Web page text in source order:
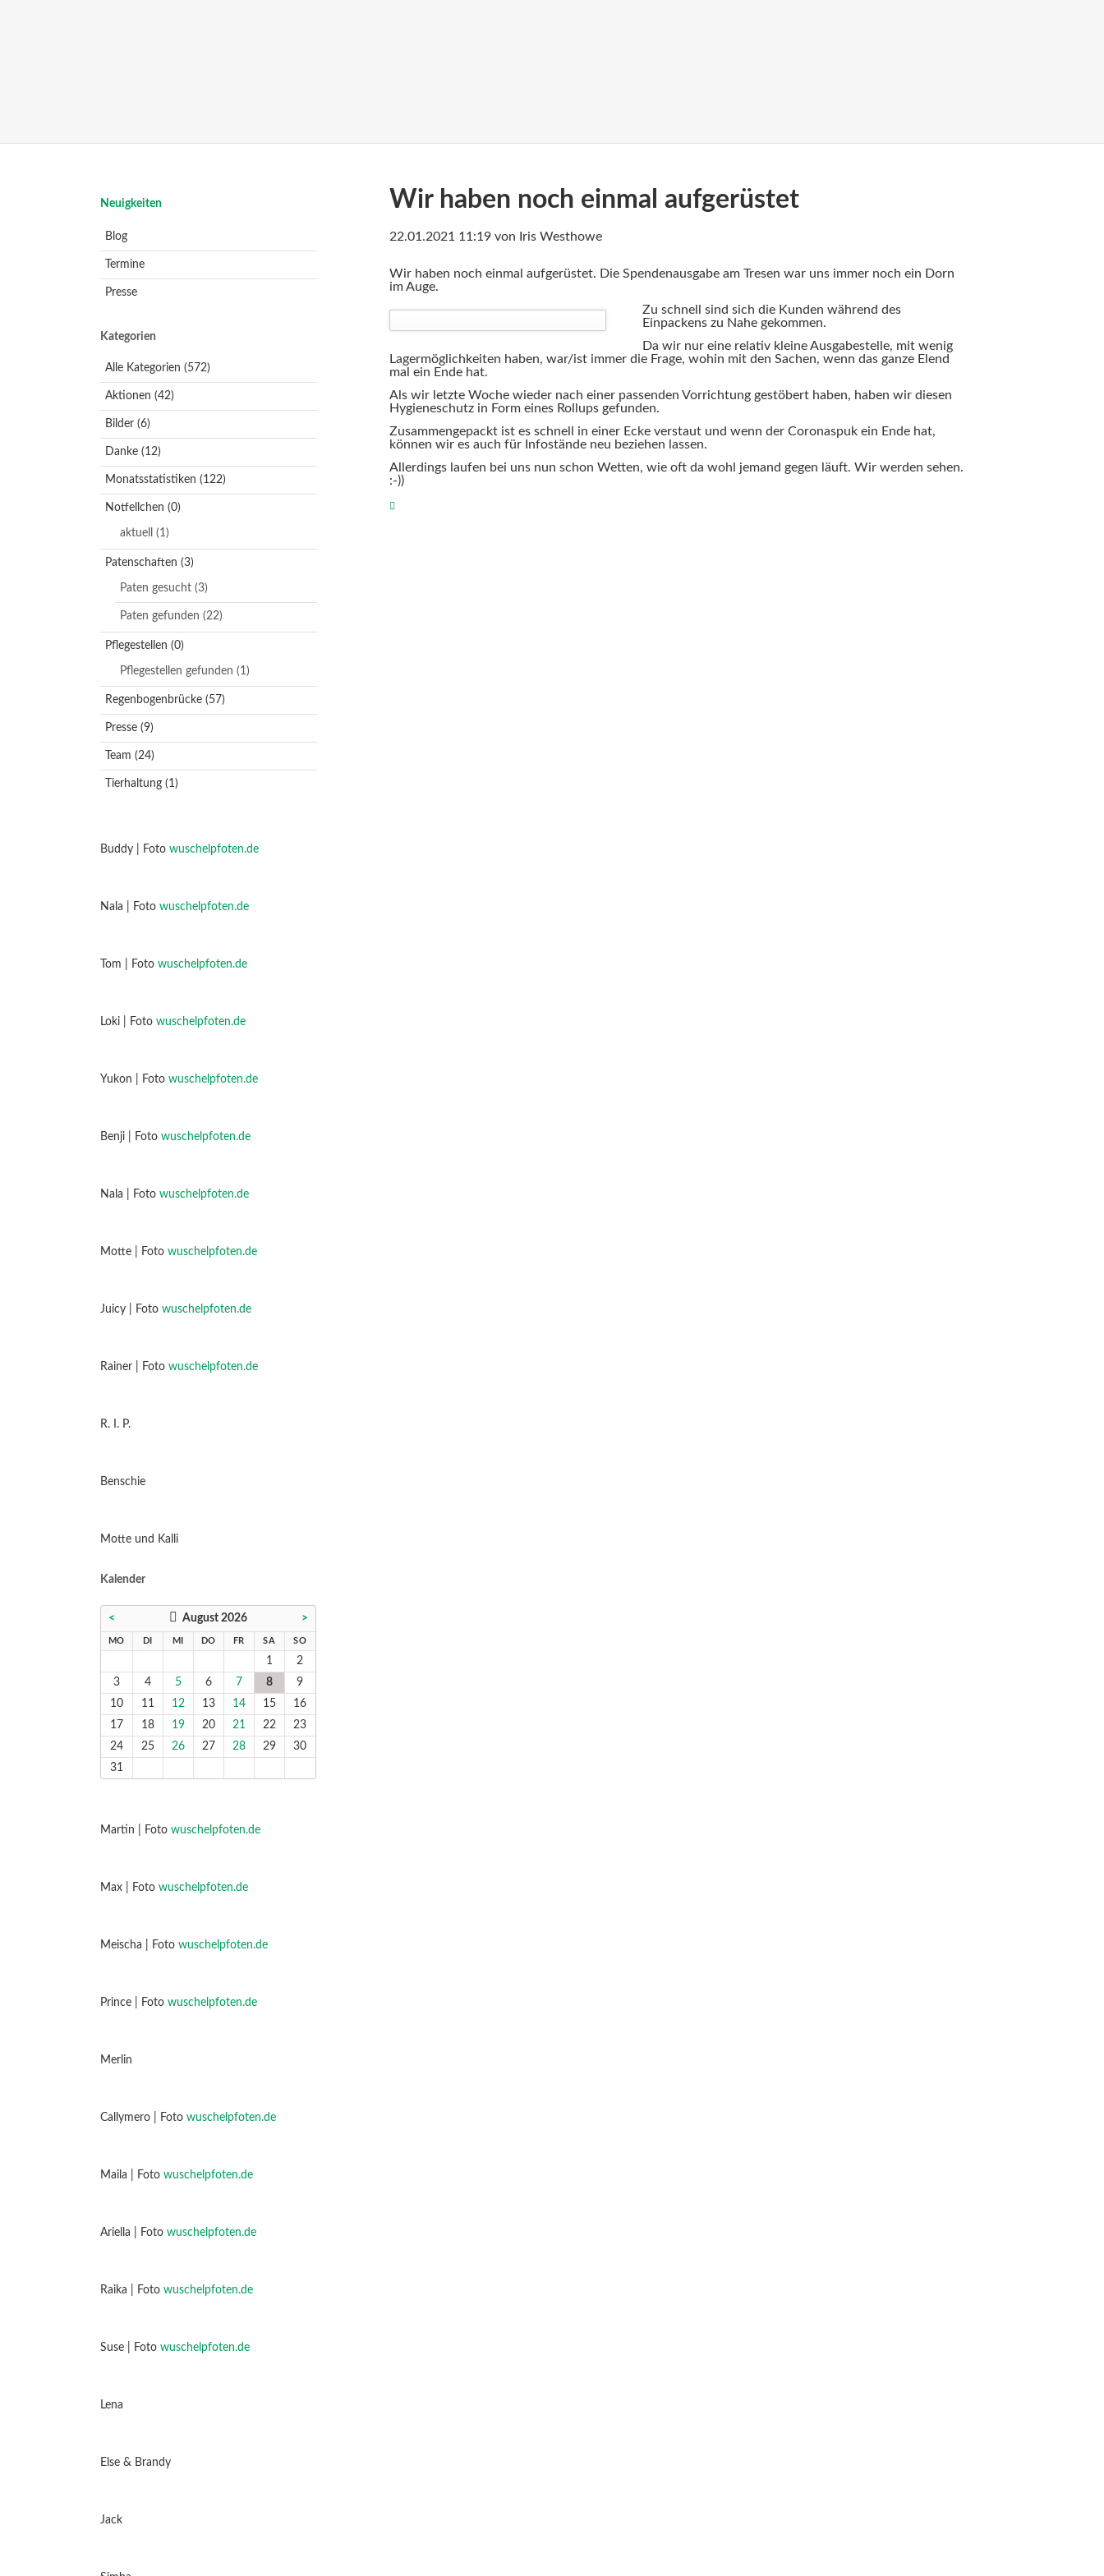
Wir haben noch einmal aufgerüstet
22.01.2021 11:19 von Iris Westhowe
Wir haben noch einmal aufgerüstet. Die Spendenausgabe am Tresen war uns immer noch ein Dorn
im Auge.
Zu schnell sind sich die Kunden während des
Einpackens zu Nahe gekommen.
Da wir nur eine relativ kleine Ausgabestelle, mit wenig
Lagermöglichkeiten haben, war/ist immer die Frage, wohin mit den Sachen, wenn das ganze Elend
mal ein Ende hat.
Als wir letzte Woche wieder nach einer passenden Vorrichtung gestöbert haben, haben wir diesen
Hygieneschutz in Form eines Rollups gefunden.
Zusammengepackt ist es schnell in einer Ecke verstaut und wenn der Coronaspuk ein Ende hat,
können wir es auch für Infostände neu beziehen lassen.
Allerdings laufen bei uns nun schon Wetten, wie oft da wohl jemand gegen läuft. Wir werden sehen.
:-))
Navigation
Neuigkeiten
Blog
Termine
Presse
Kategorien
Alle Kategorien (572)
Aktionen (42)
Bilder (6)
Danke (12)
Monatsstatistiken (122)
Notfellchen (0)
aktuell (1)
Patenschaften (3)
Paten gesucht (3)
Paten gefunden (22)
Pflegestellen (0)
Pflegestellen gefunden (1)
Regenbogenbrücke (57)
Presse (9)
Team (24)
Tierhaltung (1)
Buddy | Foto wuschelpfoten.de
Nala | Foto wuschelpfoten.de
Tom | Foto wuschelpfoten.de
Loki | Foto wuschelpfoten.de
Yukon | Foto wuschelpfoten.de
Benji | Foto wuschelpfoten.de
Nala | Foto wuschelpfoten.de
Motte | Foto wuschelpfoten.de
Juicy | Foto wuschelpfoten.de
Rainer | Foto wuschelpfoten.de
R. I. P.
Benschie
Motte und Kalli
Kalender
< August 2026 >
MO NTAGDI ENSTAG
MI TTWOCH
DO NNERSTAG
FR EITAG
SA MSTAG
SONNTAG
1
2
3
4 5 6 7 8
9
10
11 12 13 14 15
16
17
18 19 20 21 22
23
24
25 26 27 28 29
30
31
Martin | Foto wuschelpfoten.de
Max | Foto wuschelpfoten.de
Meischa | Foto wuschelpfoten.de
Prince | Foto wuschelpfoten.de
Merlin
Callymero | Foto wuschelpfoten.de
Maila | Foto wuschelpfoten.de
Ariella | Foto wuschelpfoten.de
Raika | Foto wuschelpfoten.de
Suse | Foto wuschelpfoten.de
Lena
Else & Brandy
Jack